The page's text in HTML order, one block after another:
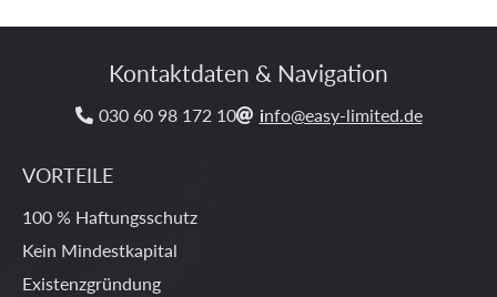
Kontaktdaten & Navigation
 030 60 98 172 10 info@easy-limited.de
VORTEILE
100 % Haftungsschutz
Kein Mindestkapital
Existenzgründung